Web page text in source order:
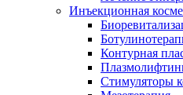
Инъекционная
Контурная
Стимуляторы